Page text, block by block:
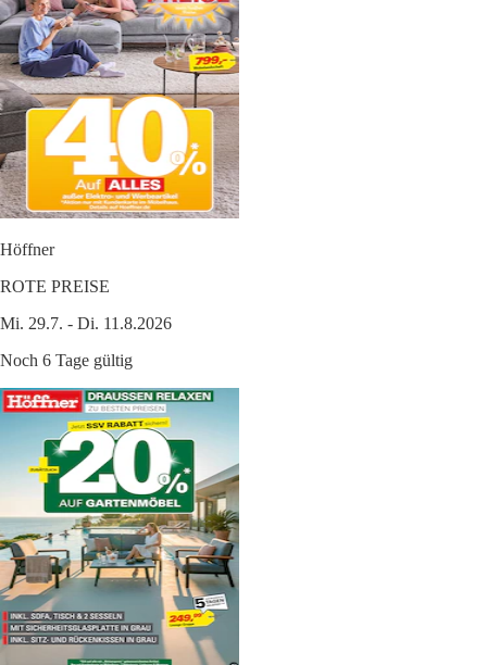
Höffner
ROTE PREISE
Mi. 29.7. - Di. 11.8.2026
Noch 6 Tage gültig